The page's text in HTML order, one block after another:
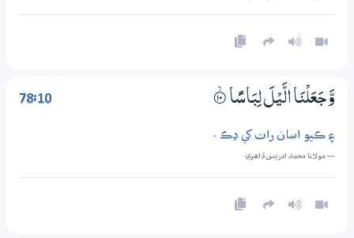
78:10 وَّجَعَلْنَا الَّيْلَ لِبَاسًا ۝ۙ10
۽ ڪيو اسان رات کي ڍڪ .
— مولانا محمد ادريس ڏاھري